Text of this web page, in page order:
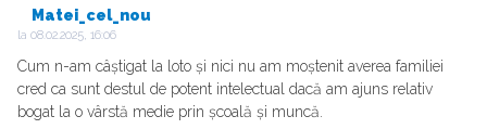
Matei_cel_nou
la 08.02.2025, 16:06
Cum n-am câștigat la loto și nici nu am moștenit averea familiei
cred ca sunt destul de potent intelectual dacă am ajuns relativ
bogat la o vârstă medie prin școală și muncă.